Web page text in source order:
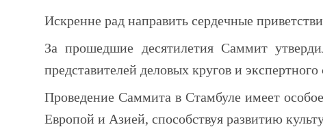
Искренне рад направить сердечные
За прошедшие десятилетия Саммит
представителей деловых кругов и экспертного
Проведение Саммита в Стамбуле имеет
Европой и Азией, способствуя развитию